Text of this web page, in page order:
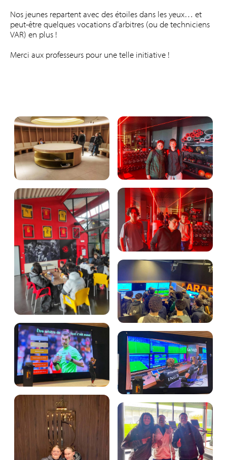
Nos jeunes repartent avec des étoiles dans les yeux… et
peut-être quelques vocations d’arbitres (ou de techniciens
VAR) en plus !
Merci aux professeurs pour une telle initiative !